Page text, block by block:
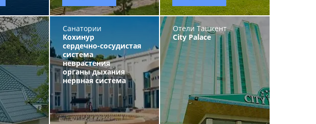
Санатории
Кохинур
сердечно-сосудистая
система
неврастения
органы дыхания
нервная система
Отели Ташкент
City Palace